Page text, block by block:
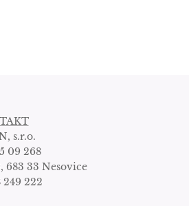
s.r.o.
09 268
683 33 Nesovice
249 222